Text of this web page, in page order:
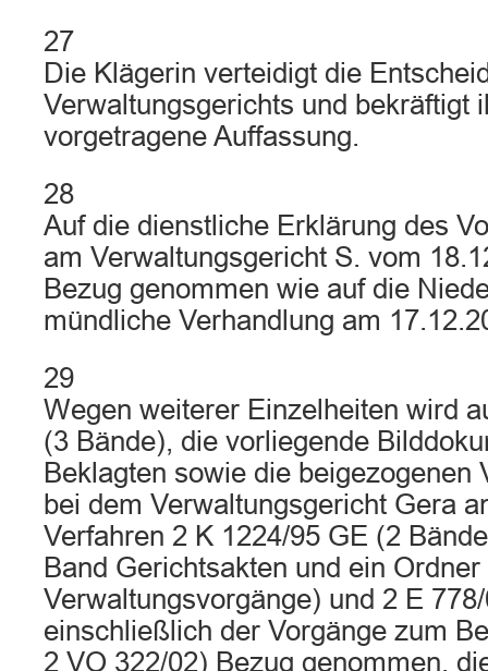
27
Die Klägerin verteidigt die
Verwaltungsgerichts und bekräftigt
vorgetragene Auffassung.
28
Auf die dienstliche Erklärung des
am Verwaltungsgericht S. vom
Bezug genommen wie auf die
mündliche Verhandlung am
29
Wegen weiterer Einzelheiten wird
(3 Bände), die vorliegende
Beklagten sowie die beigezogenen
bei dem Verwaltungsgericht Gera
Verfahren 2 K 1224/95 GE (2
Band Gerichtsakten und ein Ordner
Verwaltungsvorgänge) und 2 E
einschließlich der Vorgänge zum
2 VO 322/02) Bezug genommen,